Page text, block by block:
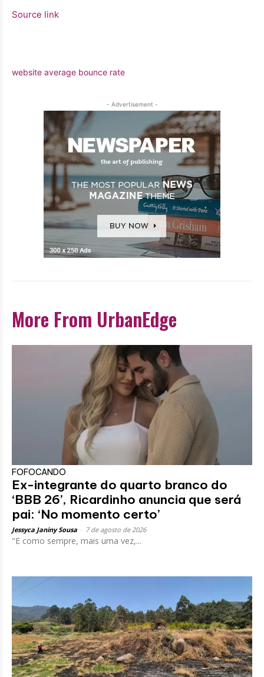
Source link
website average bounce rate
- Advertisement -
More From UrbanEdge
FOFOCANDO
Ex-integrante do quarto branco do
‘BBB 26’, Ricardinho anuncia que será
pai: ‘No momento certo’
Jessyca Janiny Sousa 7 de agosto de 2026
"E como sempre, mais uma vez,...